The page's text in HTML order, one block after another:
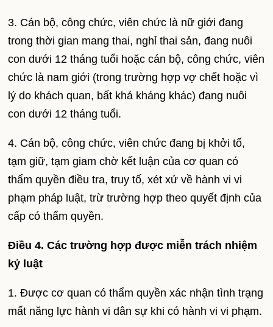
3. Cán bộ, công chức, viên chức là nữ giới đang
trong thời gian mang thai, nghỉ thai sản, đang nuôi
con dưới 12 tháng tuổi hoặc cán bộ, công chức, viên
chức là nam giới (trong trường hợp vợ chết hoặc vì
lý do khách quan, bất khả kháng khác) đang nuôi
con dưới 12 tháng tuổi.
4. Cán bộ, công chức, viên chức đang bị khởi tố,
tạm giữ, tạm giam chờ kết luận của cơ quan có
thẩm quyền điều tra, truy tố, xét xử về hành vi vi
phạm pháp luật, trừ trường hợp theo quyết định của
cấp có thẩm quyền.
Điều 4. Các trường hợp được miễn trách nhiệm
kỷ luật
1. Được cơ quan có thẩm quyền xác nhận tình trạng
mất năng lực hành vi dân sự khi có hành vi vi phạm.